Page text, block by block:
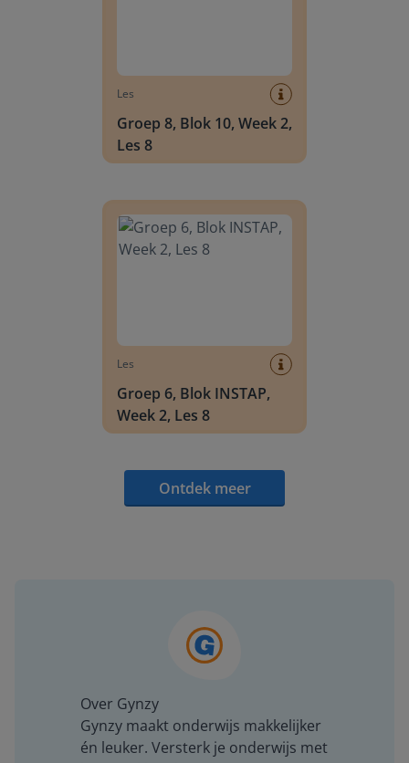
Les
Groep 8, Blok 10, Week 2,
Les 8
Les
Groep 6, Blok INSTAP,
Week 2, Les 8
Ontdek meer
Over Gynzy
Gynzy maakt onderwijs makkelijker
én leuker. Versterk je onderwijs met